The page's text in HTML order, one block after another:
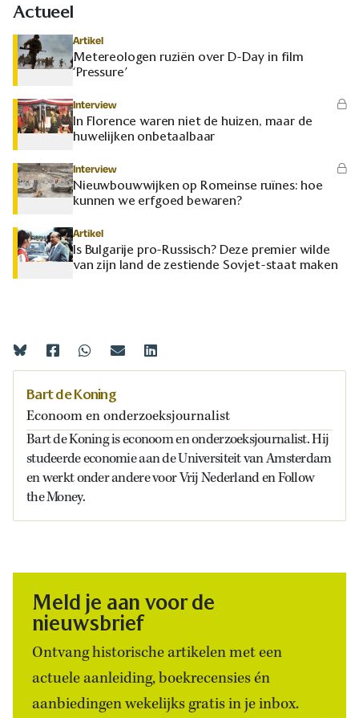
Actueel
Artikel
Metereologen ruziën over D-Day in film
‘Pressure’
Interview
In Florence waren niet de huizen, maar de
huwelijken onbetaalbaar
Interview
Nieuwbouwwijken op Romeinse ruïnes: hoe
kunnen we erfgoed bewaren?
Artikel
Is Bulgarije pro-Russisch? Deze premier wilde
van zijn land de zestiende Sovjet-staat maken
Bart de Koning
Econoom en onderzoeksjournalist
Bart de Koning is econoom en onderzoeksjournalist. Hij
studeerde economie aan de Universiteit van Amsterdam
en werkt onder andere voor Vrij Nederland en Follow
the Money.
Meld je aan voor de
nieuwsbrief
Ontvang historische artikelen met een
actuele aanleiding, boekrecensies én
aanbiedingen wekelijks gratis in je inbox.